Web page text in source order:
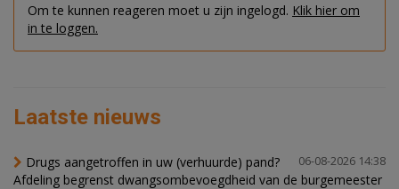
Om te kunnen reageren moet u zijn ingelogd. Klik hier om
in te loggen.
Laatste nieuws
06-08-2026 14:38
Drugs aangetroffen in uw (verhuurde) pand?
Afdeling begrenst dwangsombevoegdheid van de burgemeester